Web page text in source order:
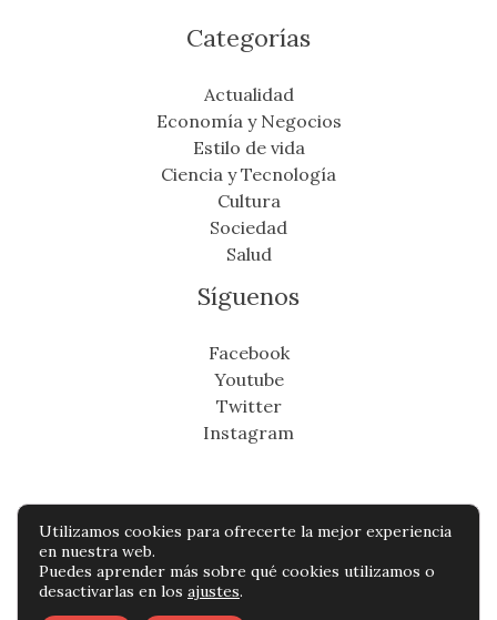
Categorías
Actualidad
Economía y Negocios
Estilo de vida
Ciencia y Tecnología
Cultura
Sociedad
Salud
Síguenos
Facebook
Youtube
Twitter
Instagram
Copyright © Todos os direitos reservados -
cronicafinanciera.com
Política de privacidad
Utilizamos cookies para ofrecerte la mejor experiencia
en nuestra web.
Puedes aprender más sobre qué cookies utilizamos o
desactivarlas en los ajustes.